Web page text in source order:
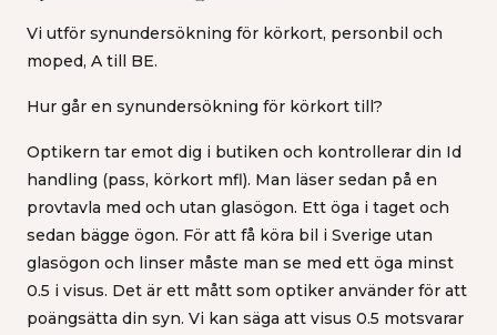
Vi utför synundersökning för körkort, personbil och
moped, A till BE.
Hur går en synundersökning för körkort till?
Optikern tar emot dig i butiken och kontrollerar din Id
handling (pass, körkort mfl). Man läser sedan på en
provtavla med och utan glasögon. Ett öga i taget och
sedan bägge ögon. För att få köra bil i Sverige utan
glasögon och linser måste man se med ett öga minst
0.5 i visus. Det är ett mått som optiker använder för att
poängsätta din syn. Vi kan säga att visus 0.5 motsvarar